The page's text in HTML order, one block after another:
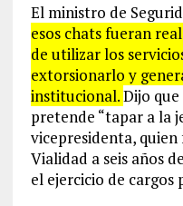
El ministro de
esos chats fueran
de utilizar los
extorsionarlo y
institucional.Dijo
pretende “tapar a la
vicepresidenta, quien
Vialidad a seis años
el ejercicio de cargos